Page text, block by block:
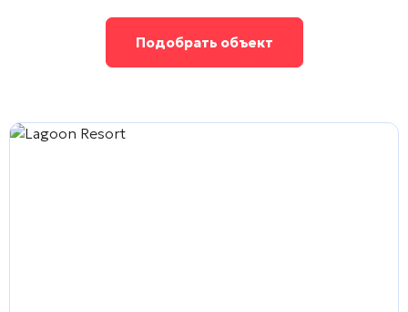
Подобрать объект